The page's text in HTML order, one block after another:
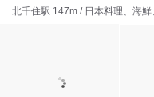
北千住駅 147m / 日本料理、海鮮